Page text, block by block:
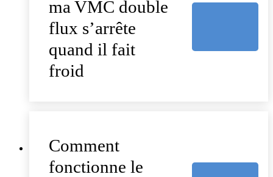
ma VMC double
flux s’arrête
quand il fait
froid
Comment
fonctionne le